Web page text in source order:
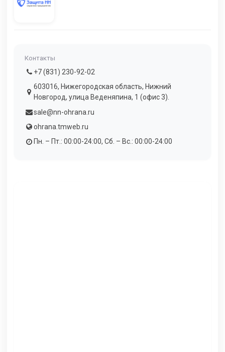
Контакты
+7 (831) 230-92-02
603016, Нижегородская область, Нижний
Новгород, улица Веденяпина, 1 (офис 3).
sale@nn-ohrana.ru
ohrana.tmweb.ru
Пн. – Пт.: 00:00-24:00, Сб. – Вс.: 00:00-24:00